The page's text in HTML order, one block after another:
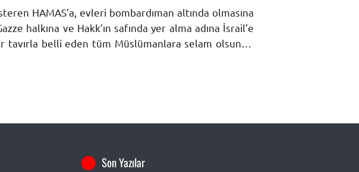
HAMAS’a, evleri bombardıman altında olmasına
halkına ve Hakk’ın safında yer alma adına İsrail’e
tavırla belli eden tüm Müslümanlara selam olsun…
Son Yazılar